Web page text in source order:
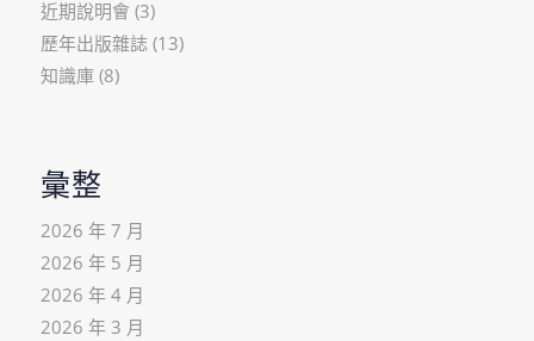
近期說明會(3)
歷年出版雜誌(13)
知識庫(8)
彙整
2026 年 7 月
2026 年 5 月
2026 年 4 月
2026 年 3 月